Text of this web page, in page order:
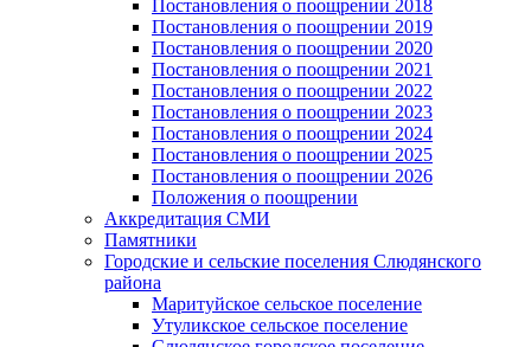
Постановления о поощрении 2018
Постановления о поощрении 2019
Постановления о поощрении 2020
Постановления о поощрении 2021
Постановления о поощрении 2022
Постановления о поощрении 2023
Постановления о поощрении 2024
Постановления о поощрении 2025
Постановления о поощрении 2026
Положения о поощрении
Аккредитация СМИ
Памятники
Городские и сельские поселения Слюдянского
района
Маритуйское сельское поселение
Утуликское сельское поселение